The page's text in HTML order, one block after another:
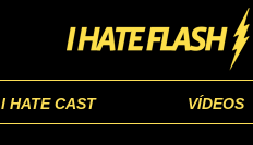
I HATE CAST VÍDEOS